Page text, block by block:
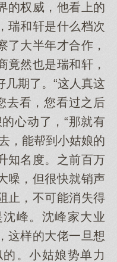
的权威，他看上的
瑞和轩是什么档次
了大半年才合作，
竟然也是瑞和轩，
期了。“这人真这
去看，您看过之后
心动了，“那就有
，能帮到小姑娘的
知名度。之前百万
噪，但很快就销声
止，不可能消失得
峰。沈峰家大业
这样的大佬一旦想
。小姑娘势单力